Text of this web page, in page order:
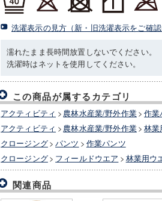
洗濯表示の見方（新・旧洗濯表示をご確認
濡れたまま長時間放置しないでください。
洗濯時はネットを使用してください。
この商品が属するカテゴリ
アクティビティ > 農林水産業/野外作業> 作業
アクティビティ > 農林水産業/野外作業> 林業
クロージング> パンツ > 作業パンツ
クロージング> フィールドウエア > 林業用ウ
関連商品